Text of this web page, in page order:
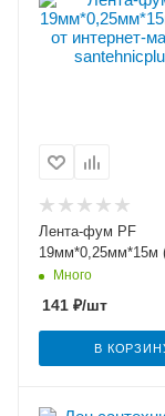
Лента-фум PF
19мм*0,25мм*15м
Много
141 ₽/шт
В